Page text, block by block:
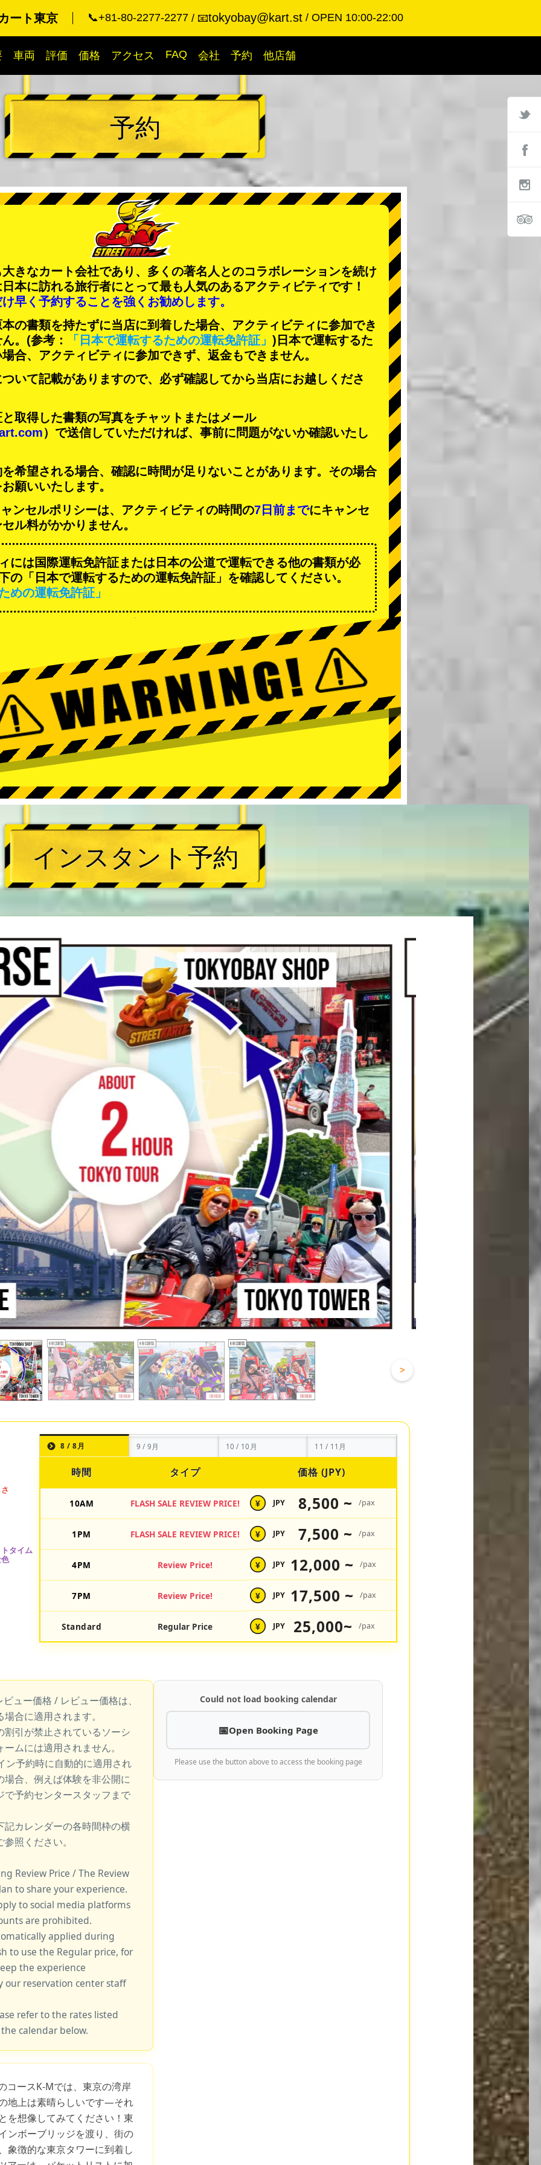
ート東京 📞+81-80-2277-2277 📧tokyobay@kart.st OPEN 10:00-22:00
車両 評価 価格 アクセス FAQ 会社 予約 他店舗
予約
きなカート会社であり、 多くの著名人 とのコラボレーションを続け
本に訪れる旅行者にとって最も人気のあるアクティビティです！
早く予約することを強くお勧めします。
の書類を持たずに当店に到着した場合、アクティビティに参加でき
。 (参考： 「日本で運転するための運転免許証」 )日本で運転するた
合、アクティビティに参加できず、返金もできません。
いて記載がありますので、必ず確認してから当店にお越しくださ
取得した書類の写真をチャットまたはメール
）で送信していただければ、事前に問題がないか確認いたし
希望される場合、確認に時間が足りないことがあります。その場合
願いいたします。
ンセルポリシーは、アクティビティの時間の7日前までにキャンセ
ル料がかかりません。
には国際運転免許証または日本の公道で運転できる他の書類が必
の「日本で運転するための運転免許証」を確認してください。
めの運転免許証」
インスタント予約
>
8 / 8月 9 / 9月 10 / 10月 11 / 11月
時間 タイプ 価格 (JPY)
10AM FLASH SALE REVIEW PRICE! ¥ JPY 8,500 ~ /pax
1PM FLASH SALE REVIEW PRICE! ¥ JPY 7,500 ~ /pax
4PM Review Price! ¥ JPY 12,000 ~ /pax
7PM Review Price! ¥ JPY 17,500 ~ /pax
Standard Regular Price ¥ JPY 25,000~ /pax
ュー価格 / レビュー価格は、
合に適用されます。
引が禁止されているソーシ
ムには適用されません。
予約時に自動的に適用され
合、例えば体験を非公開に
予約センタースタッフまで
カレンダーの各時間枠の横
照ください。
Review Price / The Review
to share your experience.
to social media platforms
are prohibited.
applied during
to use the Regular price, for
the experience
our reservation center staff
refer to the rates listed
calendar below.
コースK-Mでは、東京の湾岸
地上は素晴らしいです—それ
を想像してみてください！東
ンボーブリッジを渡り、街の
象徴的な東京タワーに到着し
Could not load booking calendar
Open Booking Page
Please use the button above to access the booking page